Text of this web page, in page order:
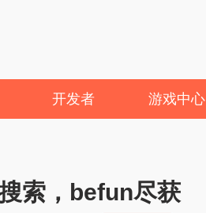
开发者 游戏中心
索，befun尽获